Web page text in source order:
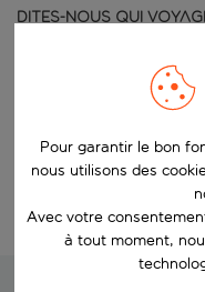
Dites-nous qui
Choisissez vos
Modifier la recherche
Pour garantir le bon
nous utilisons des
Avec votre
à tout moment,